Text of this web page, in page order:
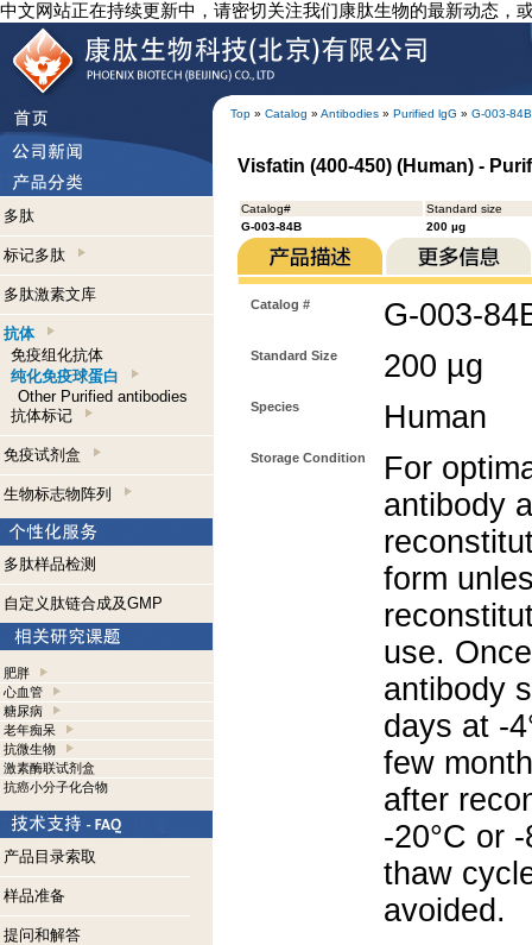
中文网站正在持续更新中，请密切关注我们康肽生物的最新动态，
Top » Catalog » Antibodies » Purified lgG » G-003-84B
多肽
标记多肽
多肽激素文库
抗体
免疫组化抗体
纯化免疫球蛋白
Other Purified antibodies
抗体标记
免疫试剂盒
生物标志物阵列
多肽样品检测
自定义肽链合成及GMP
肥胖
心血管
糖尿病
老年痴呆
抗微生物
激素酶联试剂盒
抗癌小分子化合物
产品目录索取
样品准备
提问和解答
Visfatin (400-450) (Human) -
Catalog#
Standard size
G-003-84B
200 µg
Catalog # G-003-
Standard Size 200 µg
Species Human
Storage Condition
For
antibody
form
use.
antibody
days at -
few
after
-20°C or
thaw
avoided.